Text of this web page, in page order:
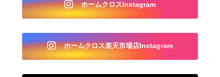
ホームクロスInstagram
ホームクロス楽天市場店Instagram